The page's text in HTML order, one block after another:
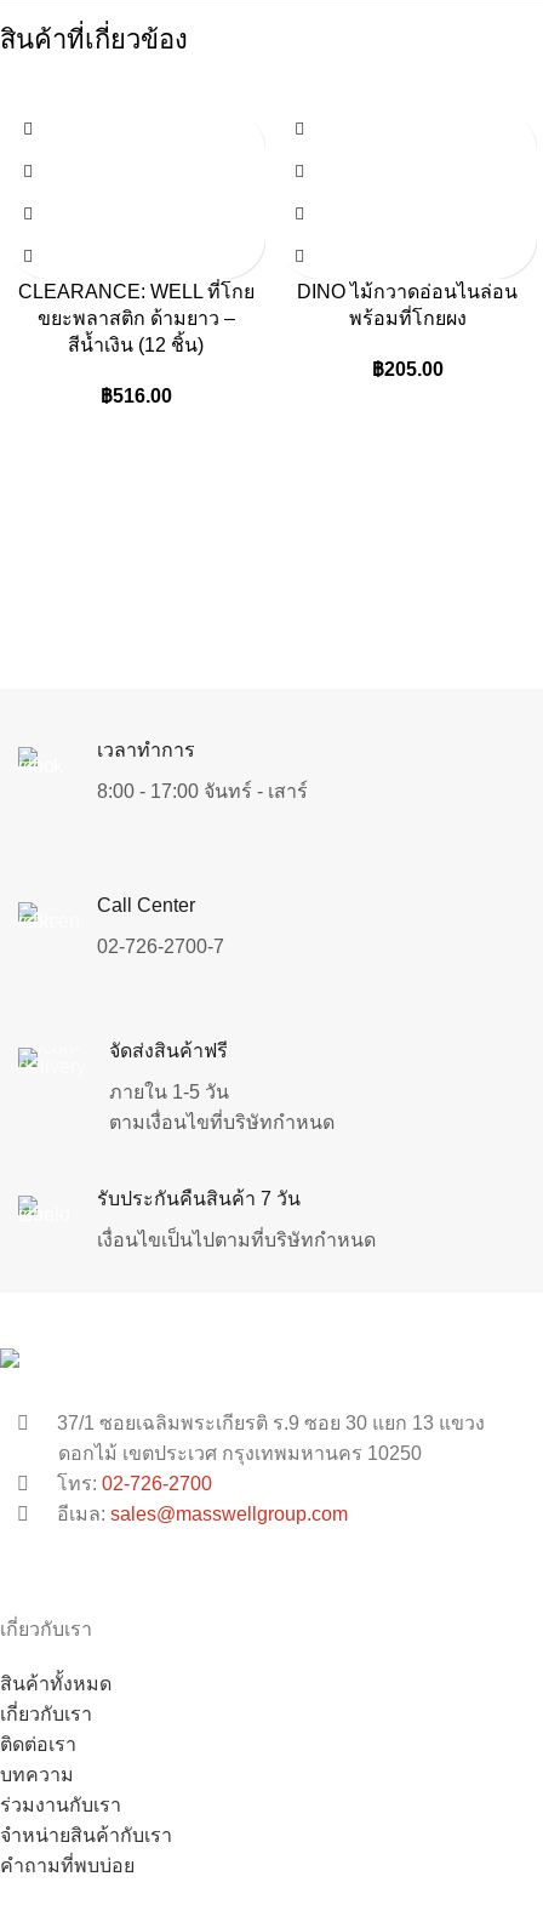
สินค้าที่เกี่ยวข้อง
CLEARANCE: WELL ที่โกย
ขยะพลาสติก ด้ามยาว –
สีน้ำเงิน (12 ชิ้น)
฿516.00
DINO ไม้กวาดอ่อนไนล่อน
พร้อมที่โกยผง
฿205.00
เวลาทำการ
8:00 - 17:00 จันทร์ - เสาร์
Call Center
02-726-2700-7
จัดส่งสินค้าฟรี
ภายใน 1-5 วัน
ตามเงื่อนไขที่บริษัทกำหนด
รับประกันคืนสินค้า 7 วัน
เงื่อนไขเป็นไปตามที่บริษัทกำหนด
37/1 ซอยเฉลิมพระเกียรติ ร.9 ซอย 30 แยก 13 แขวง
ดอกไม้ เขตประเวศ กรุงเทพมหานคร 10250
โทร: 02-726-2700
อีเมล: sales@masswellgroup.com
เกี่ยวกับเรา
สินค้าทั้งหมด
เกี่ยวกับเรา
ติดต่อเรา
บทความ
ร่วมงานกับเรา
จำหน่ายสินค้ากับเรา
คำถามที่พบบ่อย